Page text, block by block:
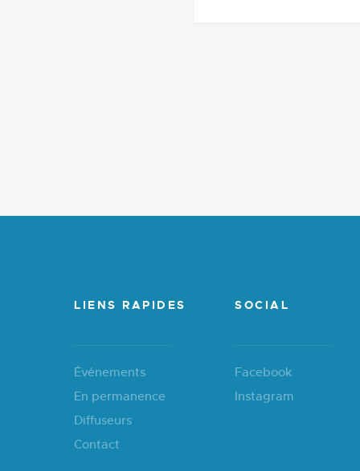
LIENS RAPIDES
Événements
En permanence
Diffuseurs
Contact
SOCIAL
Facebook
Instagram